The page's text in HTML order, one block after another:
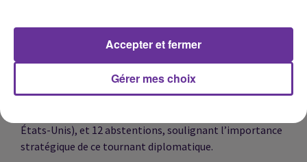
large adoption par l’Assemblée générale de l’ONU de la
"déclaration de New York", visant à relancer la solution à
deux États, excluant le Hamas, et à intensifier la
pression sur Israël pour mettre fin au conflit à Gaza. Le
texte, préparé par la France et l’Arabie Saoudite, a été
États-Unis), et 12 abstentions, soulignant l’importance
stratégique de ce tournant diplomatique.
Gérer mes choix
Accepter et fermer